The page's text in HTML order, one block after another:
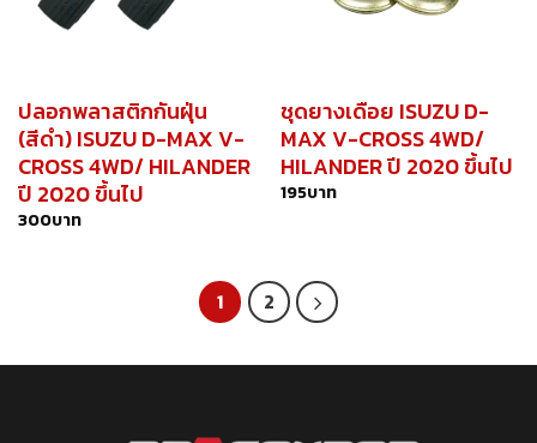
ปลอกพลาสติกกันฝุ่น
(สีดำ) ISUZU D-MAX V-
CROSS 4WD/ HILANDER
ปี 2020 ขึ้นไป
300บาท
ชุดยางเดือย ISUZU D-
MAX V-CROSS 4WD/
HILANDER ปี 2020 ขึ้นไป
195บาท
1 2